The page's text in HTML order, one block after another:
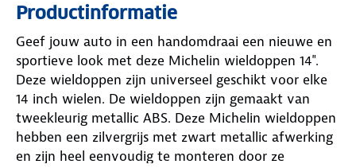
Productinformatie
Geef jouw auto in een handomdraai een nieuwe en
sportieve look met deze Michelin wieldoppen 14".
Deze wieldoppen zijn universeel geschikt voor elke
14 inch wielen. De wieldoppen zijn gemaakt van
tweekleurig metallic ABS. Deze Michelin wieldoppen
hebben een zilvergrijs met zwart metallic afwerking
en zijn heel eenvoudig te monteren door ze